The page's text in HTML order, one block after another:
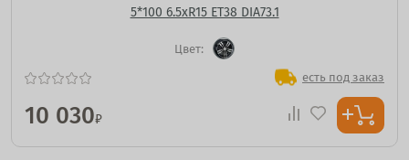
5*100 6.5xR15 ET38 DIA73.1
Цвет:
есть под заказ
10 030₽